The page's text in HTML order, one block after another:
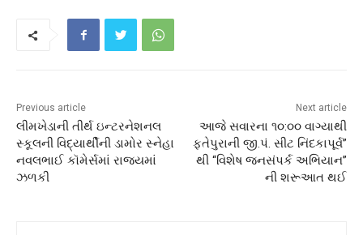
Previous article
લીમખેડાની તીર્થ ઇન્ટરનેશનલ
સ્કૂલની વિદ્યાર્થીની ડામોર સ્નેહા
નવલભાઈ કૉમેર્સમાં રાજ્યમાં
ઝળકી
Next article
આજે સવારના ૧૦:૦૦ વાગ્યાથી
ફતેપુરાની જી.પં. સીટ નિંદકાપૂર્વ”
થી “વિશેષ જનસંપર્ક અભિયાન”
ની શરૂઆત થઈ